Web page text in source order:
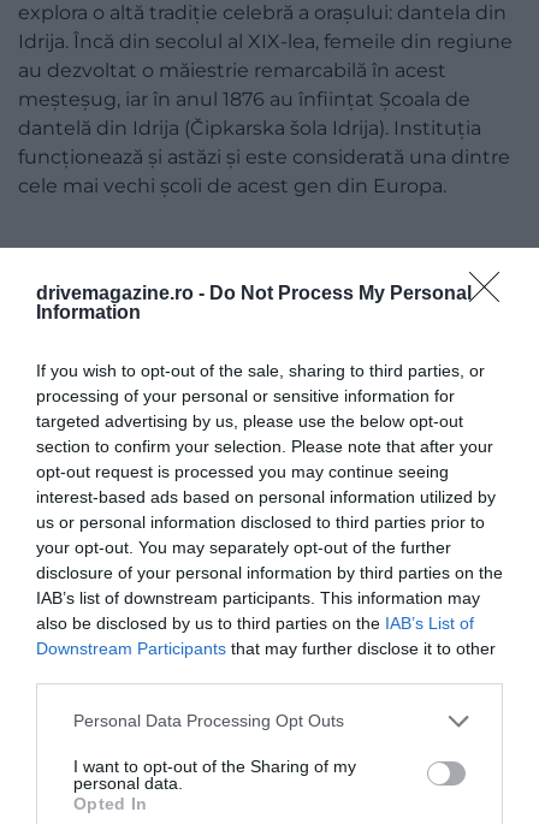
drivemagazine.ro - Do Not Process My Personal
Information
If you wish to opt-out of the sale, sharing to third parties, or
processing of your personal or sensitive information for
targeted advertising by us, please use the below opt-out
section to confirm your selection. Please note that after your
opt-out request is processed you may continue seeing
interest-based ads based on personal information utilized by
us or personal information disclosed to third parties prior to
your opt-out. You may separately opt-out of the further
disclosure of your personal information by third parties on the
IAB’s list of downstream participants. This information may
also be disclosed by us to third parties on the IAB’s List of
Downstream Participants that may further disclose it to other
Please note that this website/app uses one or more Google
not limited to your visit or usage behaviour. You may click to
grant or deny consent to Google and its third-party tags to
use your data for below specified purposes in below Google
Personal Data Processing Opt Outs
I want to opt-out of the Sharing of my
personal data.
Opted In
explora o altă tradiție celebră a orașului: dantela din
Idrija. Încă din secolul al XIX-lea, femeile din regiune
au dezvoltat o măiestrie remarcabilă în acest
meșteșug, iar în anul 1876 au înființat Școala de
dantelă din Idrija (Čipkarska šola Idrija). Instituția
funcționează și astăzi și este considerată una dintre
cele mai vechi școli de acest gen din Europa.